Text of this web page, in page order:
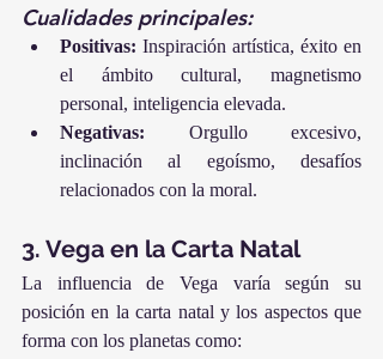
Cualidades principales:
Positivas: Inspiración artística, éxito en
el ámbito cultural, magnetismo
personal, inteligencia elevada.
Negativas: Orgullo excesivo,
inclinación al egoísmo, desafíos
relacionados con la moral.
3. Vega en la Carta Natal
La influencia de Vega varía según su
posición en la carta natal y los aspectos que
forma con los planetas como: